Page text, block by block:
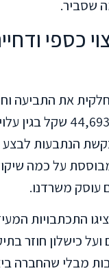
שסביר.
כספי
את התביעה
הנתבעות בתשלום 44,693
הנתבעות לבצע
על כמה
עוסק משרדנו.
התכתבויות
כישלון חוזר
מבלי שהחברה